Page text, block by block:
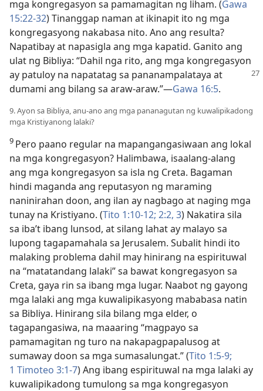
mga kongregasyon sa pamamagitan ng liham. (Gawa
15:22-32) Tinanggap naman at ikinapit ito ng mga
kongregasyong nakabasa nito. Ano ang resulta?
Napatibay at napasigla ang mga kapatid. Ganito ang
ulat ng Bibliya: “Dahil nga rito, ang mga kongregasyon
ay patuloy na napatatag sa pananampalataya at
dumami ang bilang sa araw-araw.”​—Gawa 16:5.
9. Ayon sa Bibliya, anu-ano ang mga pananagutan ng kuwalipikadong
mga Kristiyanong lalaki?
9 Pero paano regular na mapangangasiwaan ang lokal
na mga kongregasyon? Halimbawa, isaalang-alang
ang mga kongregasyon sa isla ng Creta. Bagaman
hindi maganda ang reputasyon ng maraming
naninirahan doon, ang ilan ay nagbago at naging mga
tunay na Kristiyano. (Tito 1:10-12; 2:2, 3) Nakatira sila
sa iba’t ibang lunsod, at silang lahat ay malayo sa
lupong tagapamahala sa Jerusalem. Subalit hindi ito
malaking problema dahil may hinirang na espirituwal
na “matatandang lalaki” sa bawat kongregasyon sa
Creta, gaya rin sa ibang mga lugar. Naabot ng gayong
mga lalaki ang mga kuwalipikasyong mababasa natin
sa Bibliya. Hinirang sila bilang mga elder, o
tagapangasiwa, na maaaring “magpayo sa
pamamagitan ng turo na nakapagpapalusog at
sumaway doon sa mga sumasalungat.” (Tito 1:5-9;
1 Timoteo 3:1-7) Ang ibang espirituwal na mga lalaki ay
kuwalipikadong tumulong sa mga kongregasyon